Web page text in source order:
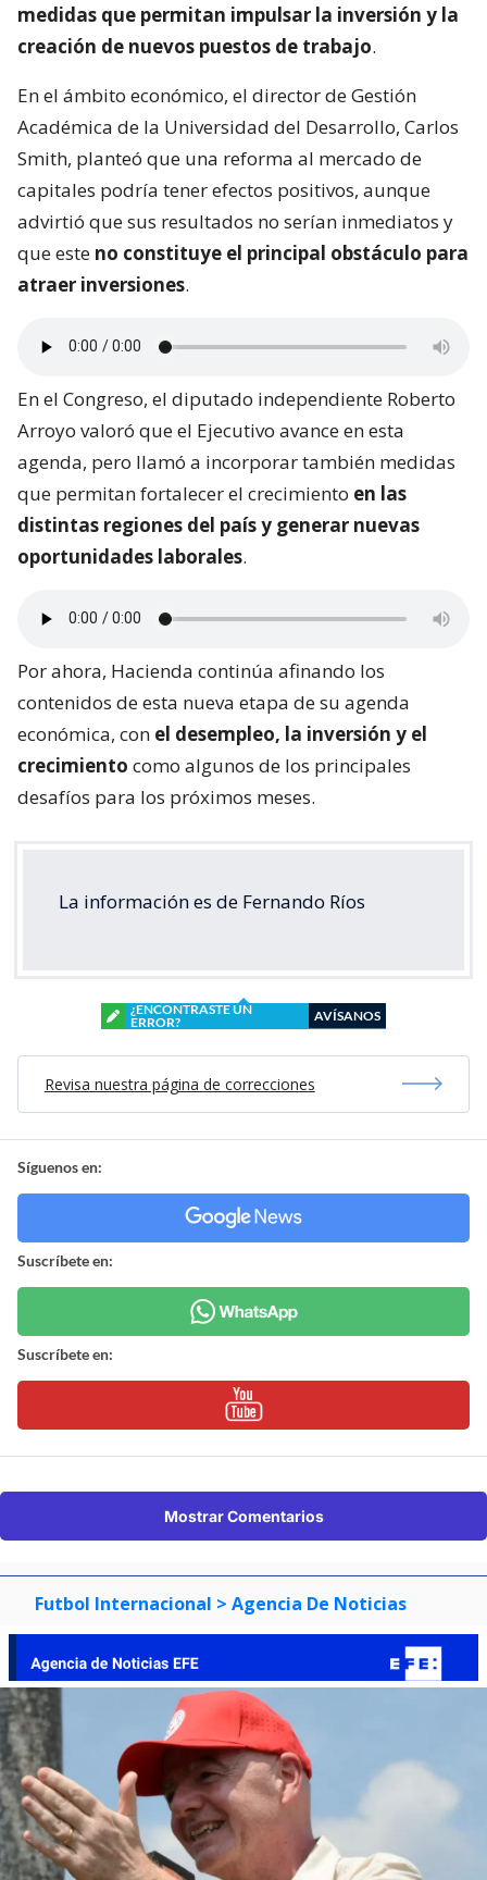
medidas que permitan impulsar la inversión y la
creación de nuevos puestos de trabajo.
En el ámbito económico, el director de Gestión
Académica de la Universidad del Desarrollo, Carlos
Smith, planteó que una reforma al mercado de
capitales podría tener efectos positivos, aunque
advirtió que sus resultados no serían inmediatos y
que este no constituye el principal obstáculo para
atraer inversiones.
En el Congreso, el diputado independiente Roberto
Arroyo valoró que el Ejecutivo avance en esta
agenda, pero llamó a incorporar también medidas
que permitan fortalecer el crecimiento en las
distintas regiones del país y generar nuevas
oportunidades laborales.
Por ahora, Hacienda continúa afinando los
contenidos de esta nueva etapa de su agenda
económica, con el desempleo, la inversión y el
crecimiento como algunos de los principales
desafíos para los próximos meses.
La información es de Fernando Ríos
¿ENCONTRASTE UN
ERROR?
AVÍSANOS
Revisa nuestra página de correcciones
Síguenos en:
Suscríbete en:
Suscríbete en:
Mostrar Comentarios
Futbol Internacional > Agencia De Noticias